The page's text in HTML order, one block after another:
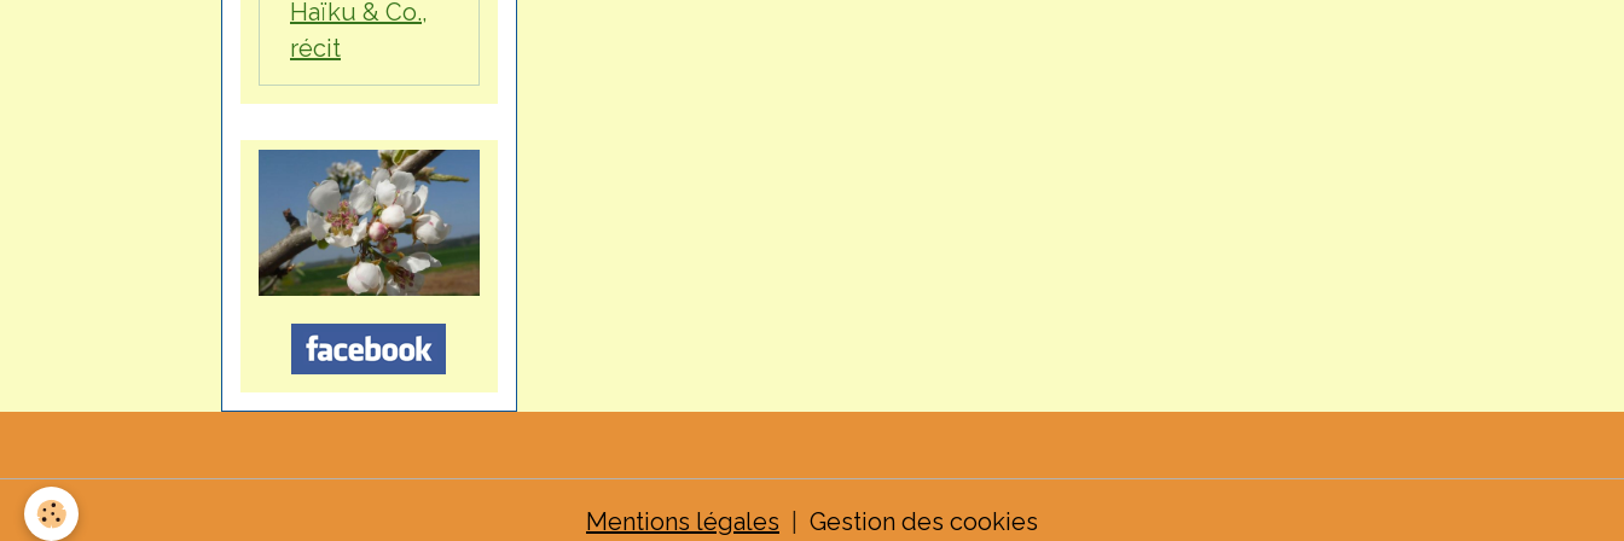
Haïku & Co.,
récit
Mentions légales Gestion des cookies